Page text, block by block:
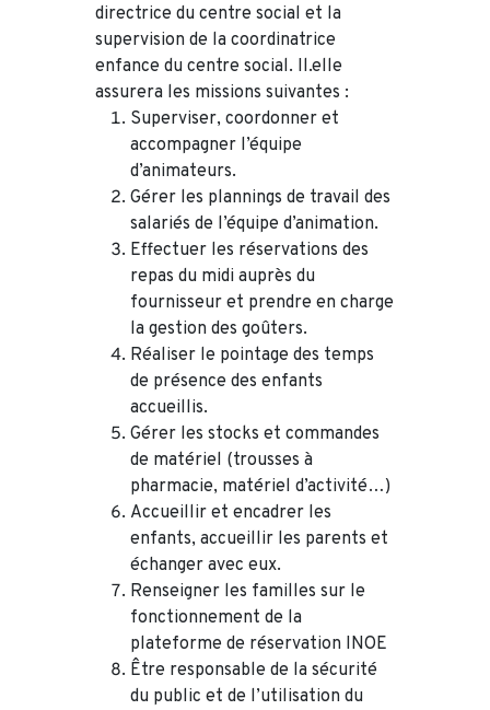
directrice du centre social et la
supervision de la coordinatrice
enfance du centre social. Il.elle
assurera les missions suivantes :
Superviser, coordonner et
accompagner l’équipe
d’animateurs.
Gérer les plannings de travail des
salariés de l’équipe d’animation.
Effectuer les réservations des
repas du midi auprès du
fournisseur et prendre en charge
la gestion des goûters.
Réaliser le pointage des temps
de présence des enfants
accueillis.
Gérer les stocks et commandes
de matériel (trousses à
pharmacie, matériel d’activité…)
Accueillir et encadrer les
enfants, accueillir les parents et
échanger avec eux.
Renseigner les familles sur le
fonctionnement de la
plateforme de réservation INOE
Être responsable de la sécurité
du public et de l’utilisation du